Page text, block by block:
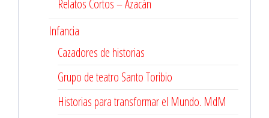
Relatos Cortos – Azacán
Infancia
Cazadores de historias
Grupo de teatro Santo Toribio
Historias para transformar el Mundo. MdM